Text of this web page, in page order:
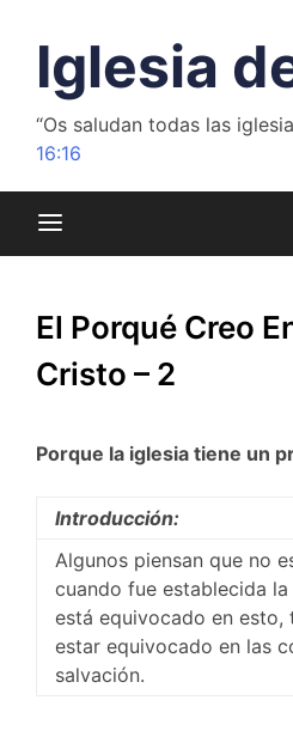
contenidoIglesia
“Os saludan todas las
16:16
El Porqué Creo
Cristo – 2
Porque la iglesia tiene un
Introducción:
Algunos piensan que no
cuando fue establecida
está equivocado en esto,
estar equivocado en las
salvación.